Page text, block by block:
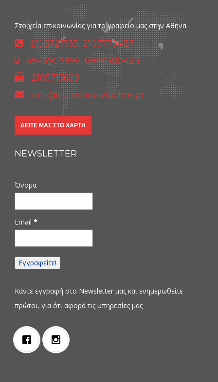
Στοιχεία επικοινωνίας για το γραφείο μας στην Αθήνα.
2105727135, 2105779437
6945903996, 6944580423
2105715699
info@autoshowvlachos.gr
ΔΕΊΤΕ ΜΑΣ ΣΤΟ ΧΆΡΤΗ
NEWSLETTER
Όνομα
Email *
Κάντε εγγραφή στο Newsletter μας και ενημερωθείτε
πρώτοι, για ότι αφορά τις υπηρεσίες μας